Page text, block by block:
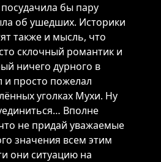
бы пару
об ушедших. Историки
также и мысль, что
склочный романтик и
ничего дурного в
и просто пожелал
уголках Мухи. Ну
Вполне
не придай уважаемые
значения всем этим
они ситуацию на